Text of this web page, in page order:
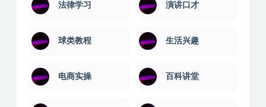
法律学习 演讲口才
球类教程 生活兴趣
电商实操 百科讲堂